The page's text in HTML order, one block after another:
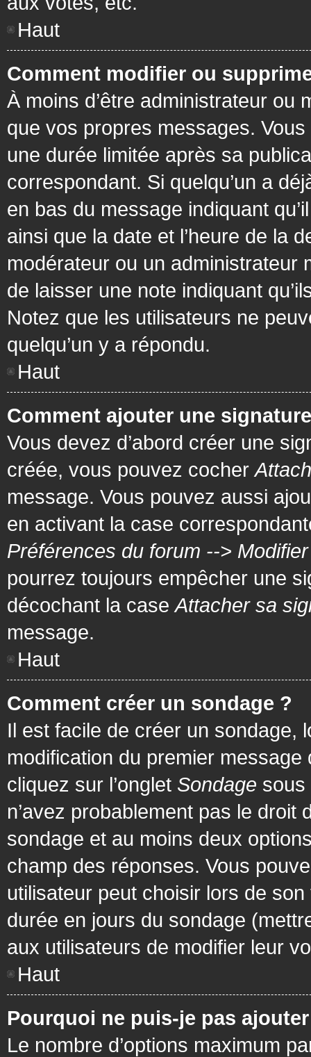
Haut
Comment modifier ou
À moins d’être administrateur ou
que vos propres messages.
une durée limitée après sa
correspondant. Si quelqu’un a
en bas du message indiquant
ainsi que la date et l’heure de la
modérateur ou un administrateur
de laisser une note indiquant
Notez que les utilisateurs ne
quelqu’un y a répondu.
Haut
Comment ajouter une
Vous devez d’abord créer une
créée, vous pouvez cocher
message. Vous pouvez aussi
en activant la case
Préférences du forum -->
pourrez toujours empêcher une
décochant la caseAttacher sa
message.
Haut
Comment créer un sondage ?
Il est facile de créer un sondage,
modification du premier
cliquez sur l’onglet Sondage sous
n’avez probablement pas le
sondage et au moins deux
champ des réponses. Vous
utilisateur peut choisir lors de
durée en jours du sondage
aux utilisateurs de modifier leur
Haut
Pourquoi ne puis-je pas
Le nombre d’options maximum